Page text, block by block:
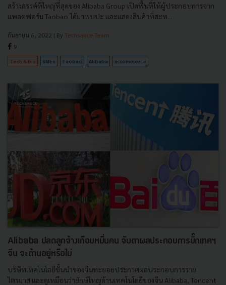
สร้างสรรค์ที่ใหญ่ที่สุดของ Alibaba Group เปิดพื้นที่ให้ผู้ประกอบการจาก
แพลตฟอร์ม Taobao ได้มาพบปะ และแสดงสินค้าที่สะท...
กันยายน 6, 2022 | By Techsauce Team
9
Tech & Biz SMEs Taobao Alibaba e-commerce
Alibaba ปลดลูกจ้างเกือบหมื่นคน จับตาผลประกอบการบิ๊กเทคฯ
จีน จะต้านอยู่หรือไม่
บริษัทเทคโนโลยีชั้นนำของจีนทะยอยประกาศผลประกอบการราย
ไตรมาส และดูเหมือนว่ายักษ์ใหญ่ด้านเทคโนโลยีของจีน Alibaba, Tencent